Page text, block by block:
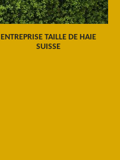
ENTREPRISE TAILLE DE HAIE
SUISSE